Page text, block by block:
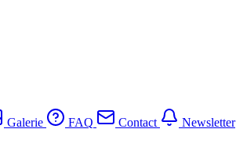
Galerie FAQ Contact
Newsletter